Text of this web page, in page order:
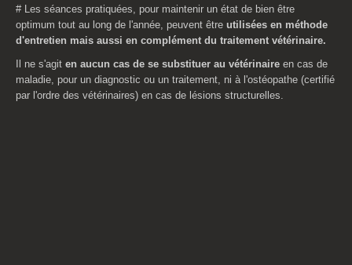
# Les séances pratiquées, pour maintenir un état de bien être
optimum tout au long de l'année, peuvent être utilisées en méthode
d'entretien mais aussi en complément du traitement vétérinaire.
Il ne s'agit en aucun cas de se substituer au vétérinaire en cas de
maladie, pour un diagnostic ou un traitement, ni à l'ostéopathe (certifié
par l'ordre des vétérinaires) en cas de lésions structurelles.